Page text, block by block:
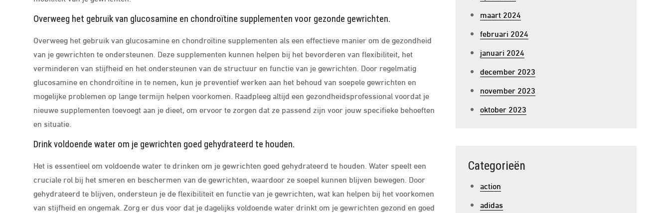
Overweeg het gebruik van glucosamine en chondroïtine supplementen voor gezonde gewrichten.
Overweeg het gebruik van glucosamine en chondroïtine supplementen als een effectieve manier om de gezondheid
van je gewrichten te ondersteunen. Deze supplementen kunnen helpen bij het bevorderen van flexibiliteit, het
verminderen van stijfheid en het ondersteunen van de structuur en functie van je gewrichten. Door regelmatig
glucosamine en chondroïtine in te nemen, kun je preventief werken aan het behoud van soepele gewrichten en
mogelijke problemen op lange termijn helpen voorkomen. Raadpleeg altijd een gezondheidsprofessional voordat je
nieuwe supplementen toevoegt aan je dieet, om ervoor te zorgen dat ze passend zijn voor jouw specifieke behoeften
en situatie.
Drink voldoende water om je gewrichten goed gehydrateerd te houden.
Het is essentieel om voldoende water te drinken om je gewrichten goed gehydrateerd te houden. Water speelt een
cruciale rol bij het smeren en beschermen van de gewrichten, waardoor ze soepel kunnen blijven bewegen. Door
gehydrateerd te blijven, ondersteun je de flexibiliteit en functie van je gewrichten, wat kan helpen bij het voorkomen
van stijfheid en ongemak. Zorg er dus voor dat je dagelijks voldoende water drinkt om je gewrichten gezond en goed
maart 2024
februari 2024
januari 2024
december 2023
november 2023
oktober 2023
Categorieën
action
adidas